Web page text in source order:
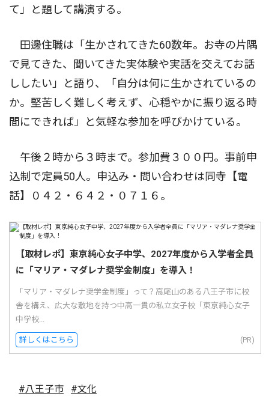
て」と題して講演する。
田邊住職は「生かされてきた60数年。お寺の片隅
で見てきた、聞いてきた実体験や実話を交えてお話
ししたい」と語り、「自分は何に生かされているの
か。堅苦しく難しく考えず、心穏やかに振り返る時
間にできれば」と気軽な参加を呼びかけている。
午後２時から３時まで。参加費３００円。事前申
込制で定員50人。申込み・問い合わせは同寺【電
話】０４２・６４２・０７１６。
【取材レポ】東京純心女子中学、2027年度から入学者全員
に「マリア・マダレナ奨学金制度」を導入！
「マリア・マダレナ奨学金制度」って？高尾山のある八王子市に校
舎を構え、広大な敷地を持つ中高一貫の私立女子校「東京純心女子
中学校...
詳しくはこちら (PR)
#八王子市 #文化